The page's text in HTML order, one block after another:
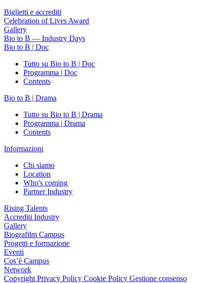
Biglietti e accrediti
Celebration of Lives Award
Gallery
Bio to B — Industry Days
Bio to B | Doc
Tutto su Bio to B | Doc
Programma | Doc
Contents
Bio to B | Drama
Tutto su Bio to B | Drama
Programma | Drama
Contents
Informazioni
Chi siamo
Location
Who's coming
Partner Industry
Rising Talents
Accrediti Industry
Gallery
Biografilm Campus
Progetti e formazione
Eventi
Cos’è Campus
Network
Copyright Privacy Policy Cookie Policy Gestione consenso